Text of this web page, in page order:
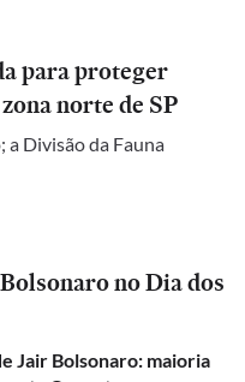
para proteger
norte de SP
Divisão da Fauna
no Dia dos
Jair Bolsonaro: maioria